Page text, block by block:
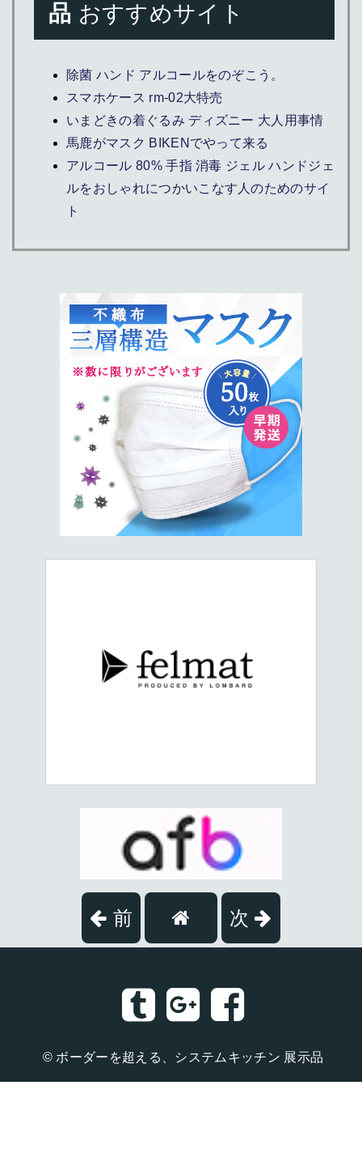
品 おすすめサイト
除菌 ハンド アルコールをのぞこう。
スマホケース rm-02大特売
いまどきの着ぐるみ ディズニー 大人用事情
馬鹿がマスク BIKENでやって来る
アルコール 80% 手指 消毒 ジェル ハンドジェ
ルをおしゃれにつかいこなす人のためのサイ
ト
前 次
© ボーダーを超える、システムキッチン 展示品